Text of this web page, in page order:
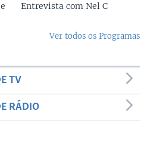
Entrevista com Nel C
Ver todos os Programas
TV
RÁDIO